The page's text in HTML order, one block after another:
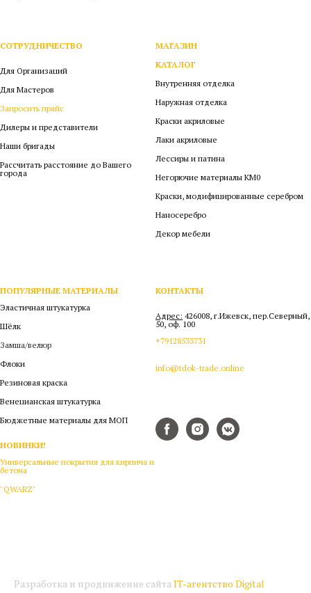
СОТРУДНИЧЕСТВО
Для Организаций
Для Мастеров
Запросить прайс
Дилеры и представители
Наши бригады
Рассчитать расстояние до Вашего
города
МАГАЗИН
КАТАЛОГ
Внутренняя отделка
Наружная отделка
Краски акриловые
Лаки акриловые
Лессиры и патина
Негорючие материалы КМ0
Краски, модифицированные серебром
Наносеребро
Декор мебели
ПОПУЛЯРНЫЕ МАТЕРИАЛЫ
Эластичная штукатурка
Шёлк
Замша/велюр
Флоки
Резиновая краска
Венецианская штукатурка
Бюджетные материалы для МОП
НОВИНКИ!
Универсальные покрытия для кирпича и
бетона
"QWARZ"
КОНТАКТЫ
Адрес: 426008, г.Ижевск, пер.Северный,
50, оф. 100
+79128533731
info@tdok-trade.online
Разработка и продвижение сайта IT-агентство Digital